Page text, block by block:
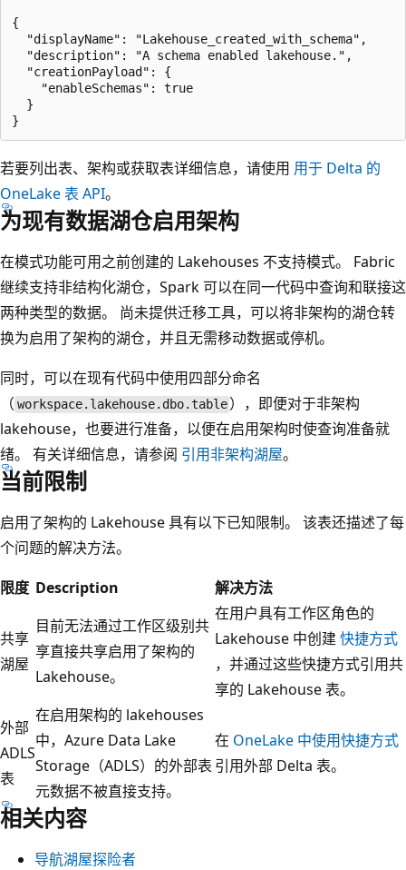
{
  "displayName": "Lakehouse_created_with_schema",
  "description": "A schema enabled lakehouse.",
  "creationPayload": {
    "enableSchemas": true
  }
若要列出表、架构或获取表详细信息，请使用 用于 Delta 的
OneLake 表 API。
为现有数据湖仓启用架构
在模式功能可用之前创建的 Lakehouses 不支持模式。 Fabric
继续支持非结构化湖仓，Spark 可以在同一代码中查询和联接这
两种类型的数据。 尚未提供迁移工具，可以将非架构的湖仓转
换为启用了架构的湖仓，并且无需移动数据或停机。
同时，可以在现有代码中使用四部分命名
（ workspace.lakehouse.dbo.table ），即便对于非架构
lakehouse，也要进行准备，以便在启用架构时使查询准备就
绪。 有关详细信息，请参阅 引用非架构湖屋。
当前限制
启用了架构的 Lakehouse 具有以下已知限制。 该表还描述了每
个问题的解决方法。
限度 Description 解决方法
共享
湖屋
目前无法通过工作区级别共
享直接共享启用了架构的
Lakehouse。
在用户具有工作区角色的
Lakehouse 中创建快捷方式
，并通过这些快捷方式引用共
享的 Lakehouse 表。
外部
ADLS
表
在启用架构的 lakehouses
中，Azure Data Lake
Storage（ADLS）的外部表
元数据不被直接支持。
在 OneLake 中使用快捷方式
引用外部 Delta 表。
相关内容
导航湖屋探险者